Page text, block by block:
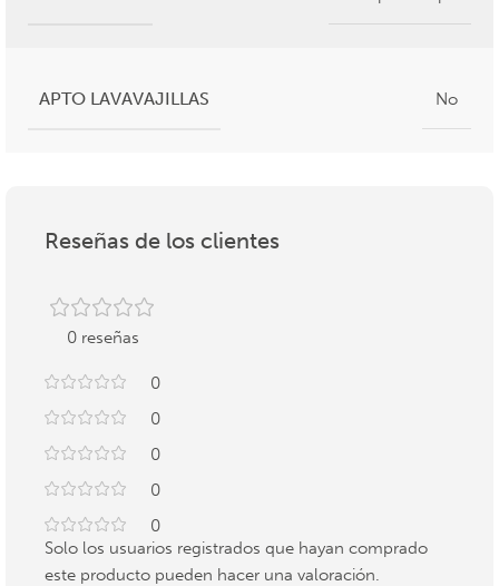
APTO LAVAVAJILLAS No
Reseñas de los clientes
0 reseñas
0
0
0
0
0
Solo los usuarios registrados que hayan comprado
este producto pueden hacer una valoración.